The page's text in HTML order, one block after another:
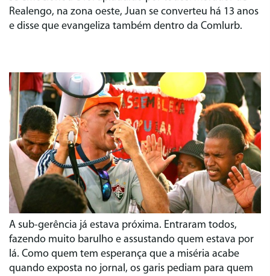
Realengo, na zona oeste, Juan se converteu há 13 anos
e disse que evangeliza também dentro da Comlurb.
A sub-gerência já estava próxima. Entraram todos,
fazendo muito barulho e assustando quem estava por
lá. Como quem tem esperança que a miséria acabe
quando exposta no jornal, os garis pediam para quem